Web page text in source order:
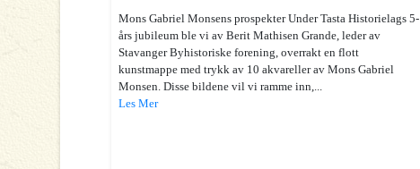
Mons Gabriel Monsens prospekter Under Tasta Historielags 5-
års jubileum ble vi av Berit Mathisen Grande, leder av
Stavanger Byhistoriske forening, overrakt en flott
kunstmappe med trykk av 10 akvareller av Mons Gabriel
Monsen. Disse bildene vil vi ramme inn,...
Les Mer